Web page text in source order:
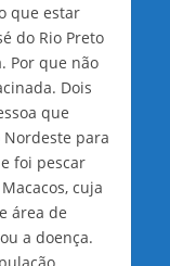
que estar
do Rio Preto
Por que não
Dois
que
para
foi pescar
cuja
área de
a doença.